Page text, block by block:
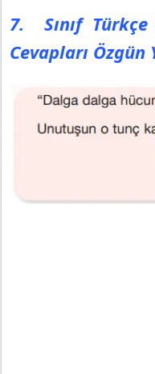
7. Sınıf
Cevapları Özgün